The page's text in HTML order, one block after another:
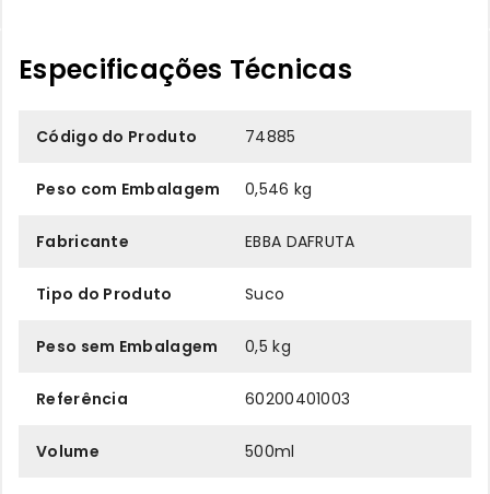
Especificações Técnicas
Código do Produto 74885
Peso com Embalagem 0,546 kg
Fabricante EBBA DAFRUTA
Tipo do Produto Suco
Peso sem Embalagem 0,5 kg
Referência 60200401003
Volume 500ml